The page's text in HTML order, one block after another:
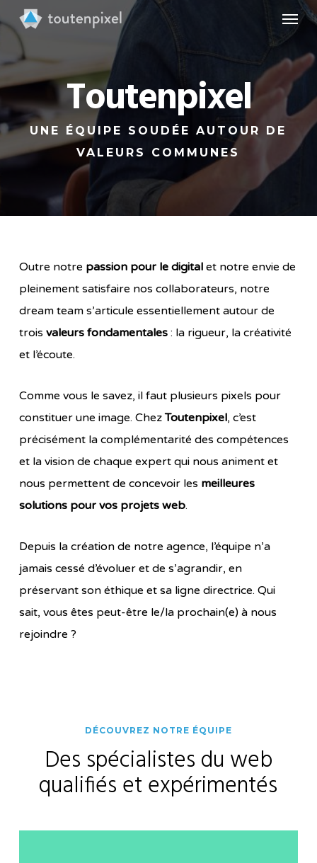
to
main
content
Menu
Toutenpixel
UNE ÉQUIPE SOUDÉE AUTOUR DE
VALEURS COMMUNES
Outre notre passion pour le digitalet notre envie de
pleinement satisfaire nos collaborateurs, notre
dream team s’articule essentiellement autour de
trois valeurs fondamentales: la rigueur, la créativité
et l’écoute.
Comme vous le savez, il faut plusieurs pixels pour
constituer une image. ChezToutenpixel, c’est
précisément la complémentarité des compétences
et la vision de chaque expert qui nous animent et
nous permettent de concevoir les meilleures
solutions pour vos projets web.
Depuis la création de notre agence, l’équipe n’a
jamais cessé d’évoluer et de s’agrandir, en
préservant son éthique et sa ligne directrice. Qui
sait, vous êtes peut-être le/la prochain(e) à nous
rejoindre ?
DÉCOUVREZ NOTRE ÉQUIPE
Des spécialistes du web
qualifiés et expérimentés